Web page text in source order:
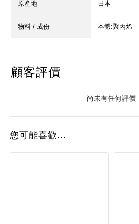
原產地 日本
物料 / 成份 本體:聚丙烯
顧客評價
尚未有任何評價
您可能喜歡...